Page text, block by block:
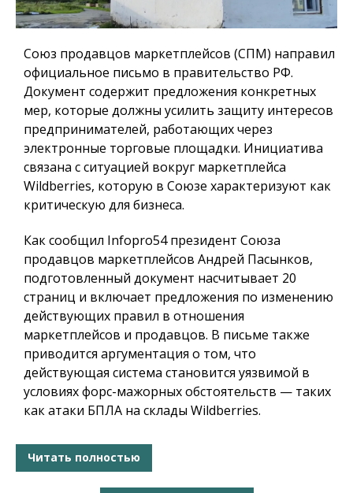
Союз продавцов маркетплейсов (СПМ) направил
официальное письмо в правительство РФ.
Документ содержит предложения конкретных
мер, которые должны усилить защиту интересов
предпринимателей, работающих через
электронные торговые площадки. Инициатива
связана с ситуацией вокруг маркетплейса
Wildberries, которую в Союзе характеризуют как
критическую для бизнеса.
Как сообщил Infopro54президент Союза
продавцов маркетплейсов Андрей Пасынков,
подготовленный документ насчитывает 20
страниц и включает предложения по изменению
действующих правил в отношения
маркетплейсов и продавцов. В письме также
приводится аргументация о том, что
действующая система становится уязвимой в
условиях форс-мажорных обстоятельств — таких
как атаки БПЛА на склады Wildberries.
Читать полностью